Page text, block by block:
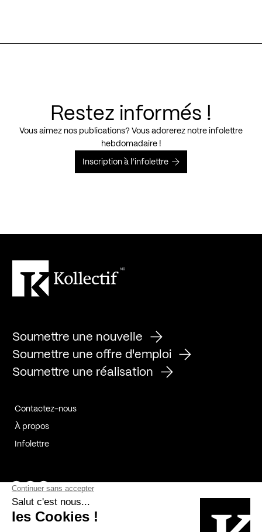
Restez informés !
Vous aimez nos publications? Vous adorerez notre infolettre
hebdomadaire !
Inscription à l’infolettre
Soumettre une nouvelle
Soumettre une offre d'emploi
Soumettre une réalisation
Contactez-nous
À propos
Infolettre
Page Facebook de Kollectif
Page Instagram de Kollectif
Page Linkedin de Kollectif